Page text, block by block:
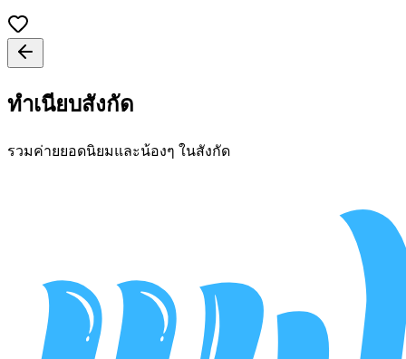
ทำเนียบสังกัด
รวมค่ายยอดนิยมและน้องๆ ในสังกัด